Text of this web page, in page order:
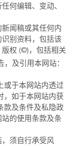
何编辑、变动、
闻稿或其任何内
别资料，包括该
权 (©)，包括相关
，及引用本网站：
或于本网站内透过
，如于本网站内获
款及条件及私隐政
的使用条款及条
，须自行承受风